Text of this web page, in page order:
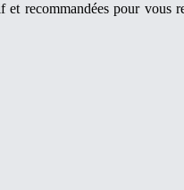
recommandées pour vous